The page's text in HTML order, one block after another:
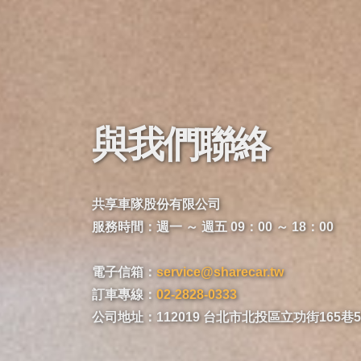
與我們聯絡
共享車隊股份有限公司
服務時間：週一 ～ 週五 09：00 ～ 18：00
電子信箱： service@sharecar.tw
訂車專線： 02-2828-0333
公司地址：112019 台北市北投區立功街165巷